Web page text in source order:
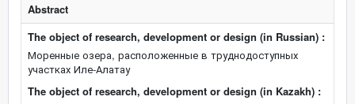
Abstract
The object of research, development or design (in Russian) :
Моренные озера, расположенные в труднодоступных
участках Иле-Алатау
The object of research, development or design (in Kazakh) :